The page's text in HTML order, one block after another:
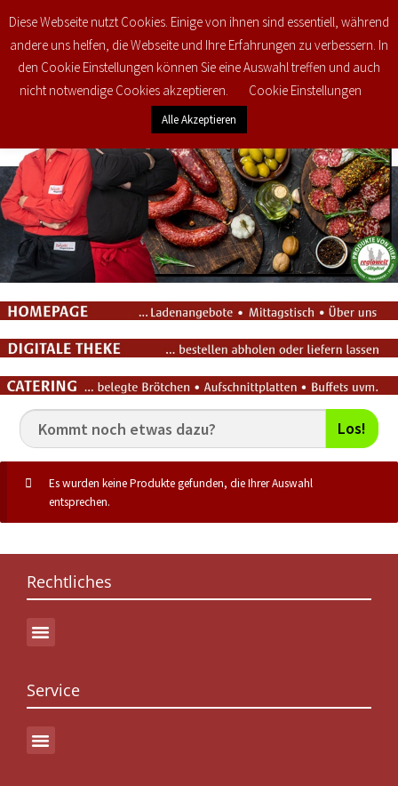
€0,00 0
Los!
Es wurden keine Produkte gefunden, die Ihrer Auswahl
entsprechen.
Rechtliches
Service
Diese Webseite nutzt Cookies. Einige von ihnen sind essentiell, während
andere uns helfen, die Webseite und Ihre Erfahrungen zu verbessern. In
den Cookie Einstellungen können Sie eine Auswahl treffen und auch
nicht notwendige Cookies akzeptieren.
Cookie Einstellungen
Alle Akzeptieren